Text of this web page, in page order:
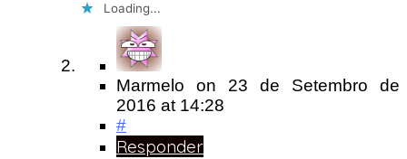
Loading...
Marmelo on 23 de Setembro de
2016 at 14:28
#
Responder